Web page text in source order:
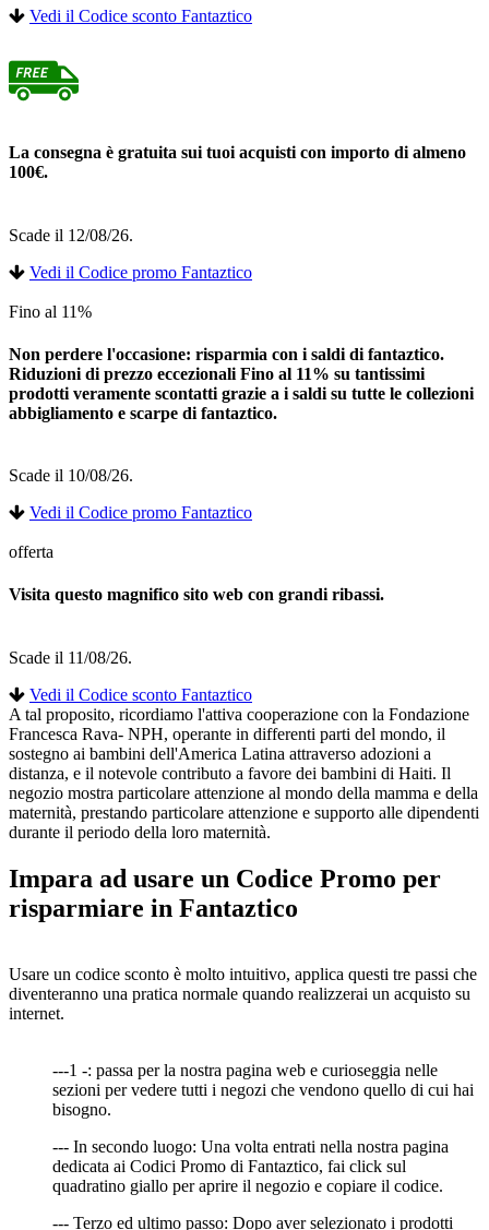
Vedi il Codice sconto Fantaztico
La consegna è gratuita sui tuoi acquisti con importo di almeno
100€.
Scade il 12/08/26.
Vedi il Codice promo Fantaztico
Fino al 11%
Non perdere l'occasione: risparmia con i saldi di fantaztico.
Riduzioni di prezzo eccezionali Fino al 11% su tantissimi
prodotti veramente scontatti grazie a i saldi su tutte le collezioni
abbigliamento e scarpe di fantaztico.
Scade il 10/08/26.
Vedi il Codice promo Fantaztico
offerta
Visita questo magnifico sito web con grandi ribassi.
Scade il 11/08/26.
Vedi il Codice sconto Fantaztico
A tal proposito, ricordiamo l'attiva cooperazione con la Fondazione
Francesca Rava- NPH, operante in differenti parti del mondo, il
sostegno ai bambini dell'America Latina attraverso adozioni a
distanza, e il notevole contributo a favore dei bambini di Haiti. Il
negozio mostra particolare attenzione al mondo della mamma e della
maternità, prestando particolare attenzione e supporto alle dipendenti
durante il periodo della loro maternità.
Impara ad usare un Codice Promo per
risparmiare in Fantaztico
Usare un codice sconto è molto intuitivo, applica questi tre passi che
diventeranno una pratica normale quando realizzerai un acquisto su
internet.
---1 -: passa per la nostra pagina web e curioseggia nelle
sezioni per vedere tutti i negozi che vendono quello di cui hai
bisogno.
--- In secondo luogo: Una volta entrati nella nostra pagina
dedicata ai Codici Promo di Fantaztico, fai click sul
quadratino giallo per aprire il negozio e copiare il codice.
--- Terzo ed ultimo passo: Dopo aver selezionato i prodotti